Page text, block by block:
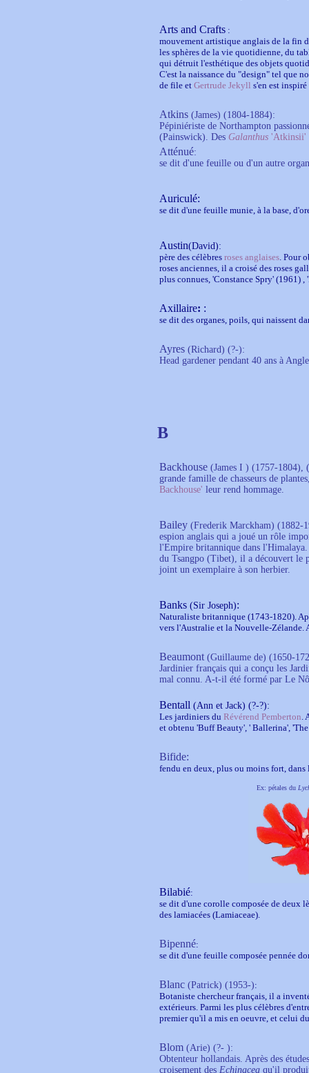
Arts and Crafts :
mouvement artistique anglais de la fin
les sphères de la vie quotidienne, du
qui détruit l'esthétique des objets
C'est la naissance du "design" tel que
de file et Gertrude Jekyll s'en est
Atkins (James) (1804-1884):
Pépiniériste de Northampton
(Painswick). Des Galanthus 'Atkinsii'
Atténué:
se dit d'une feuille ou d'un autre
Auriculé:
se dit d'une feuille munie, à la base,
Austin(David):
père des célèbres roses anglaises. Pour
roses anciennes, il a croisé des roses
plus connues, 'Constance Spry' (1961)
Axillaire: :
se dit des organes, poils, qui naissent
Ayres (Richard) (?-):
Head gardener pendant 40 ans à
B
Backhouse (James I ) (1757-1804),
grande famille de chasseurs de
Backhouse' leur rend hommage.
Bailey (Frederik Marckham) (1882-
espion anglais qui a joué un rôle
l'Empire britannique dans
du Tsangpo (Tibet), il a découvert le
joint un exemplaire à son herbier.
Banks (Sir Joseph):
Naturaliste britannique (1743-1820).
vers l'Australie et la Nouvelle-Zélande.
Beaumont(Guillaume de) (1650-
Jardinier français qui a conçu les
mal connu. A-t-il été formé par Le
Bentall (Ann et Jack) (?-?):
Les jardiniers du Révérend Pemberton.
et obtenu 'Buff Beauty', ' Ballerina',
Bifide:
fendu en deux, plus ou moins fort, dans
Ex: pétales du
Bilabié:
se dit d'une corolle composée de deux
des lamiacées (Lamiaceae).
Bipenné:
se dit d'une feuille composée pennée
Blanc (Patrick) (1953-):
Botaniste chercheur français, il a
extérieurs. Parmi les plus célèbres
premier qu'il a mis en oeuvre, et celui du
Blom (Arie) (?- ):
Obtenteur hollandais. Après des
croisement des Echinacea qu'il